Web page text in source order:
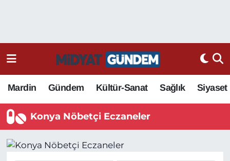
Mardin Gündem Kültür-Sanat Sağlık Siyaset
Konya Nöbetçi Eczaneler